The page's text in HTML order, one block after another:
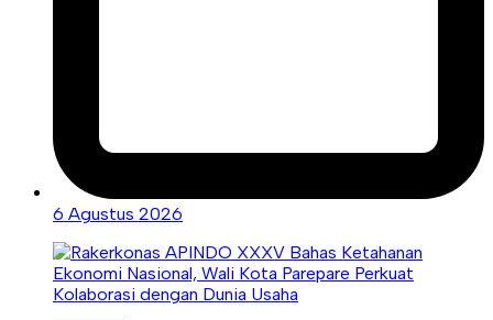
6 Agustus 2026